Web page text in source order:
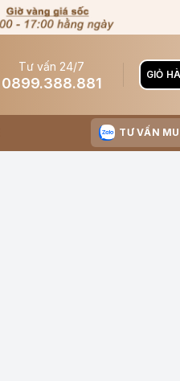
Tư vấn 24/7
0899.388.881
GIỎ
TƯ VẤN